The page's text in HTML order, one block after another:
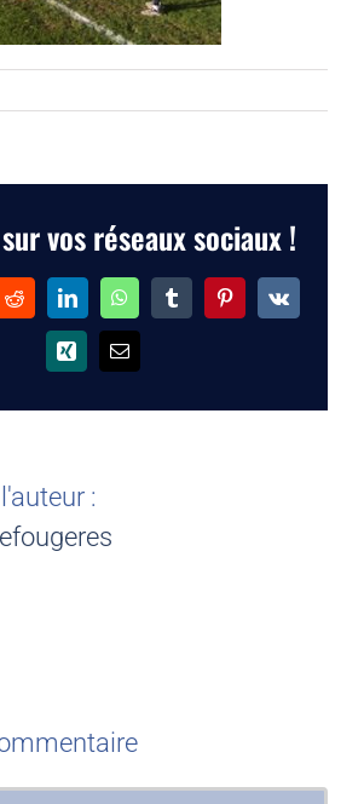
vos réseaux sociaux !
RedditLinkedInWhatsAppTumblrPinterest
Vk
Xing Email
: